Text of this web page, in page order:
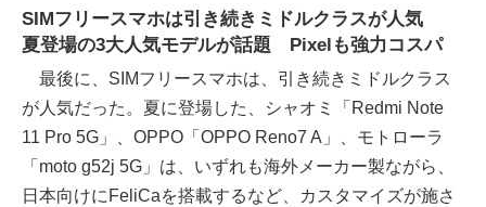
SIMフリースマホは引き続きミドルクラスが人気
夏登場の3大人気モデルが話題 Pixelも強力コスパ
最後に、SIMフリースマホは、引き続きミドルクラス
が人気だった。夏に登場した、シャオミ「Redmi Note
11 Pro 5G」、OPPO「OPPO Reno7 A」、モトローラ
「moto g52j 5G」は、いずれも海外メーカー製ながら、
日本向けにFeliCaを搭載するなど、カスタマイズが施さ